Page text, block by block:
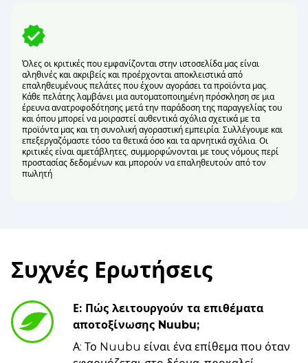
Όλες οι κριτικές που εμφανίζονται στην ιστοσελίδα μας είναι
αληθινές και ακριβείς και προέρχονται αποκλειστικά από
επαληθευμένους πελάτες που έχουν αγοράσει τα προϊόντα μας.
Κάθε πελάτης λαμβάνει μια αυτοματοποιημένη πρόσκληση σε μια
έρευνα ανατροφοδότησης μετά την παράδοση της παραγγελίας του
και όπου μπορεί να μοιραστεί αυθεντικά σχόλια σχετικά με τα
προϊόντα μας και τη συνολική αγοραστική εμπειρία. Συλλέγουμε και
επεξεργαζόμαστε τόσο τα θετικά όσο και τα αρνητικά σχόλια. Οι
κριτικές είναι αμετάβλητες, συμμορφώνονται με τους νόμους περί
προστασίας δεδομένων και μπορούν να επαληθευτούν από τον
πωλητή
Συχνές Ερωτήσεις
Ε: Πώς λειτουργούν τα επιθέματα
αποτοξίνωσης Nuubu;
Α: Το Nuubu είναι ένα επίθεμα που όταν